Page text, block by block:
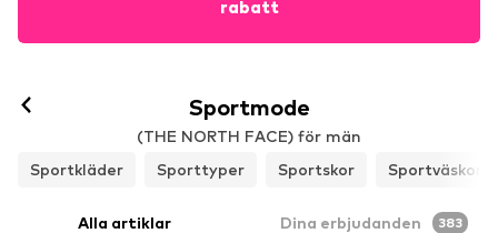
rabatt
Sportmode
(THE NORTH FACE) för män
Sportkläder
Sporttyper Sportskor Sportväskor
Alla artiklar Dina erbjudanden 383